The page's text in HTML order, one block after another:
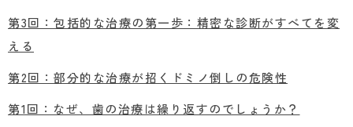
第3回：包括的な治療の第一歩：精密な診断がすべてを変
える
第2回：部分的な治療が招くドミノ倒しの危険性
第1回：なぜ、歯の治療は繰り返すのでしょうか？